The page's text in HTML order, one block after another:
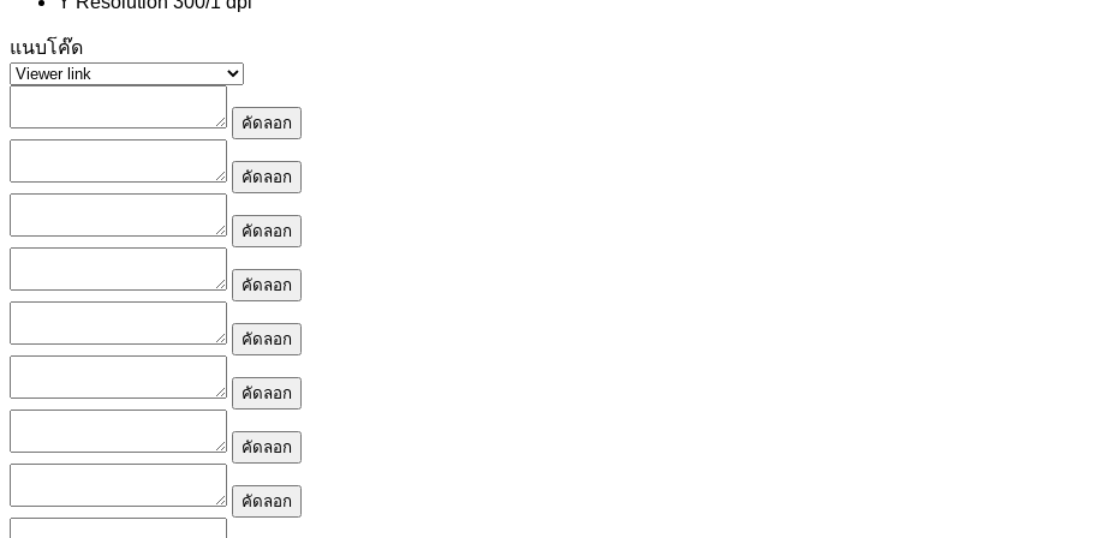
แนบโค๊ด
คัดลอก
คัดลอก
คัดลอก
คัดลอก
คัดลอก
คัดลอก
คัดลอก
คัดลอก